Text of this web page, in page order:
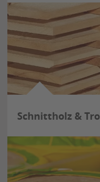
Schnittholz &